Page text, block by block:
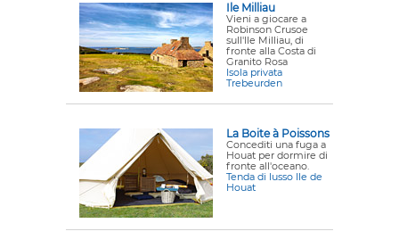
Ile Milliau
Vieni a giocare a
Robinson Crusoe
sull'Ile Milliau, di
fronte alla Costa di
Granito Rosa
Isola privata
Trebeurden
La Boite à Poissons
Concediti una fuga a
Houat per dormire di
fronte all'oceano.
Tenda di lusso Ile de
Houat